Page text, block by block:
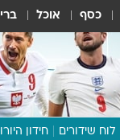
כסף אוכל
לוח שידורים חידון היורו